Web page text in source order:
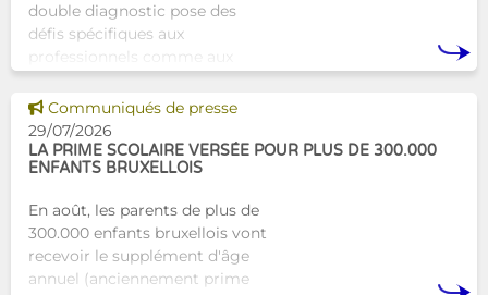
double diagnostic pose des
défis spécifiques aux
professionnels comme aux
Tam-Tam apporte une réponse
concrète avec une formation
dest
Voir cette news
Communiqués de presse
29/07/2026
LA PRIME SCOLAIRE VERSÉE POUR PLUS DE 300.000
ENFANTS BRUXELLOIS
En août, les parents de plus de
300.000 enfants bruxellois vont
recevoir le supplément d'âge
annuel (anciennement prime